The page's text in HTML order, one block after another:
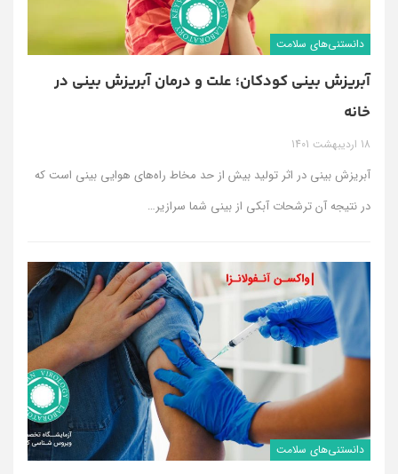
دانستنی‌های سلامت
آبریزش بینی کودکان؛ علت و درمان آبریزش بینی در
خانه
18 اردیبهشت 1401
آبریزش بینی در اثر تولید بیش از حد مخاط راه‌های هوایی بینی است که
در نتیجه آن ترشحات آبکی از بینی شما سرازیر…
دانستنی‌های سلامت